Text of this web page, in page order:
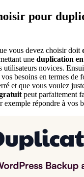
pour
vous devez choisir doit
une duplication en
utilisateurs novices.
besoins en termes de
et que vous voulez
peut parfaitement
exemple répondre à vos